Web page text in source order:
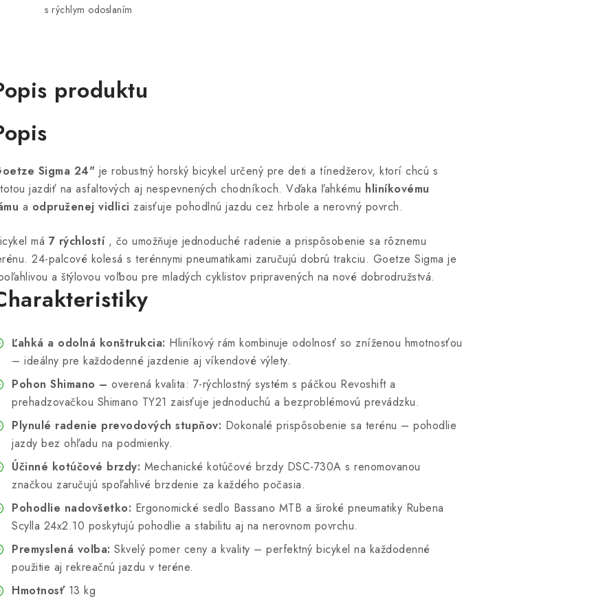
s rýchlym odoslaním
produktu
Sigma 24" je robustný horský bicykel určený pre deti a tínedžerov, ktorí chcú s
jazdiť na asfaltových aj nespevnených chodníkoch. Vďaka ľahkému hliníkovému
a odpruženej vidlici zaisťuje pohodlnú jazdu cez hrbole a nerovný povrch.
má 7 rýchlostí , čo umožňuje jednoduché radenie a prispôsobenie sa rôznemu
24-palcové kolesá s terénnymi pneumatikami zaručujú dobrú trakciu. Goetze Sigma je
a štýlovou voľbou pre mladých cyklistov pripravených na nové dobrodružstvá.
Ľahká a odolná konštrukcia: Hliníkový rám kombinuje odolnosť so zníženou hmotnosťou
– ideálny pre každodenné jazdenie aj víkendové výlety.
Pohon Shimano – overená kvalita: 7-rýchlostný systém s páčkou Revoshift a
prehadzovačkou Shimano TY21 zaisťuje jednoduchú a bezproblémovú prevádzku.
Plynulé radenie prevodových stupňov: Dokonalé prispôsobenie sa terénu – pohodlie
jazdy bez ohľadu na podmienky.
Účinné kotúčové brzdy: Mechanické kotúčové brzdy DSC-730A s renomovanou
značkou zaručujú spoľahlivé brzdenie za každého počasia.
Pohodlie nadovšetko: Ergonomické sedlo Bassano MTB a široké pneumatiky Rubena
Scylla 24x2.10 poskytujú pohodlie a stabilitu aj na nerovnom povrchu.
Premyslená voľba: Skvelý pomer ceny a kvality – perfektný bicykel na každodenné
použitie aj rekreačnú jazdu v teréne.
Hmotnosť 13 kg